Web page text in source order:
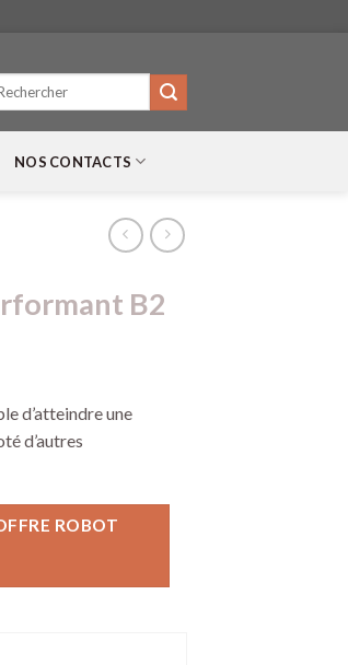
NOS CONTACTS
B2
d’atteindre une
d’autres
ROBOT